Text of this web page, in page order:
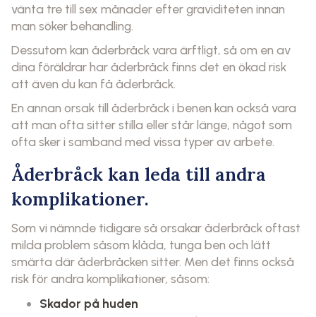
vänta tre till sex månader efter graviditeten innan
man söker behandling.
Dessutom kan åderbråck vara ärftligt, så om en av
dina föräldrar har åderbråck finns det en ökad risk
att även du kan få åderbråck.
En annan orsak till åderbråck i benen kan också vara
att man ofta sitter stilla eller står länge, något som
ofta sker i samband med vissa typer av arbete.
Åderbråck kan leda till andra
komplikationer.
Som vi nämnde tidigare så orsakar åderbråck oftast
milda problem såsom klåda, tunga ben och lätt
smärta där åderbråcken sitter. Men det finns också
risk för andra komplikationer, såsom:
Skador på huden